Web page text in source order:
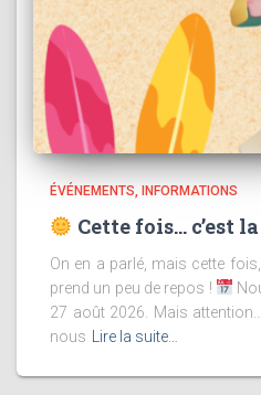
ÉVÉNEMENTS INFORMATIONS
Cette fois… c’est
On en a parlé, mais cette
prend un peu de repos !
27 août 2026. Mais
nous
Lire la suite…